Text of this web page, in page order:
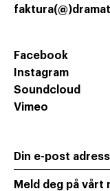
Facebook
Instagram
Soundcloud
Vimeo
Din e-post
Meld deg på